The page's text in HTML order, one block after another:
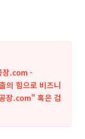
장.com -
의 힘으로 비즈니
장.com" 혹은 검